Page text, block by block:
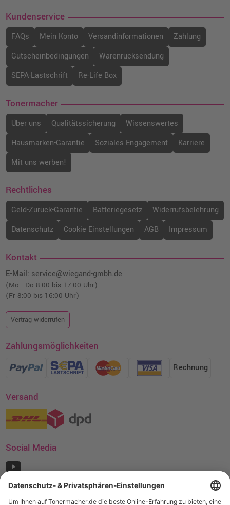
Kundenservice
FAQs Mein Konto Versandinformationen
Zahlung
Gutscheinbedingungen
Warenrücksendung
SEPA-Lastschrift
Re-Life Box
Tonermacher
Über uns Qualitätssicherung
Wissenswertes
Hausmarken-Garantie
Soziales Engagement
Karriere
Mit uns werben!
Rechtliches
Geld-Zurück-Garantie Batteriegesetz
Widerrufsbelehrung
Datenschutz
Cookie Einstellungen AGB Impressum
Kontakt
E-Mail: service@wiegand-gmbh.de
(Mo - Do 8:00 bis 17:00 Uhr)
(Fr 8:00 bis 16:00 Uhr)
Vertrag widerrufen
Zahlungsmöglichkeiten
Rechnung
Versand
Social Media
¹ Nur gültig für den Versand innerhalb Deutschlands. Befindet sich ein Warenwert
von mindestens 35€ (inkl. Mwst.) an Ampertec Artikeln in Ihrem Warenkorb, ist der